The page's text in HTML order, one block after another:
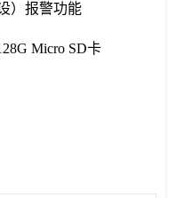
）报警功能
Micro SD卡